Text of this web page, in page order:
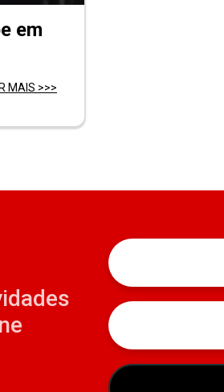
em
MAIS >>>